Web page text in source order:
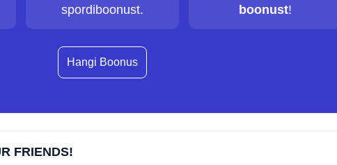
spordiboonust.
boonust!
Hangi Boonus
FRIENDS!